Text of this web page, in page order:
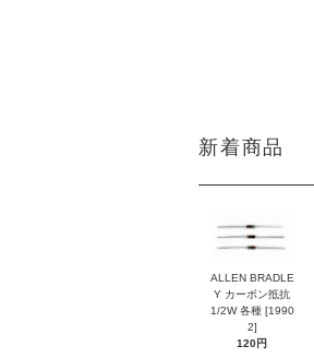
新着商品
ALLEN BRADLE
Y カーボン抵抗
1/2W 各種 [1990
2]
120円